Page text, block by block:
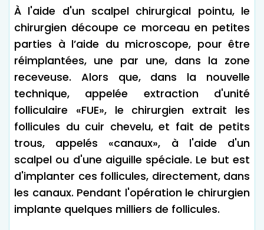
À l'aide d'un scalpel chirurgical pointu, le
chirurgien découpe ce morceau en petites
parties à l’aide du microscope, pour être
réimplantées, une par une, dans la zone
receveuse. Alors que, dans la nouvelle
technique, appelée extraction d'unité
folliculaire «FUE», le chirurgien extrait les
follicules du cuir chevelu, et fait de petits
trous, appelés «canaux», à l'aide d'un
scalpel ou d'une aiguille spéciale. Le but est
d'implanter ces follicules, directement, dans
les canaux. Pendant l'opération le chirurgien
implante quelques milliers de follicules.